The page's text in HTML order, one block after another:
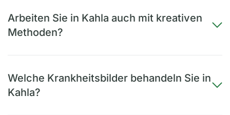
Arbeiten Sie in Kahla auch mit kreativen
Methoden?
Welche Krankheitsbilder behandeln Sie in
Kahla?